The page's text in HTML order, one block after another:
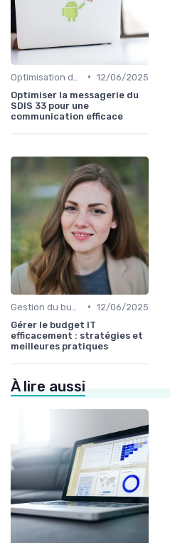
• 12/06/2025
Optimiser la messagerie du
SDIS 33 pour une
communication efficace
• 12/06/2025
Gérer le budget IT
efficacement : stratégies et
meilleures pratiques
À lire aussi